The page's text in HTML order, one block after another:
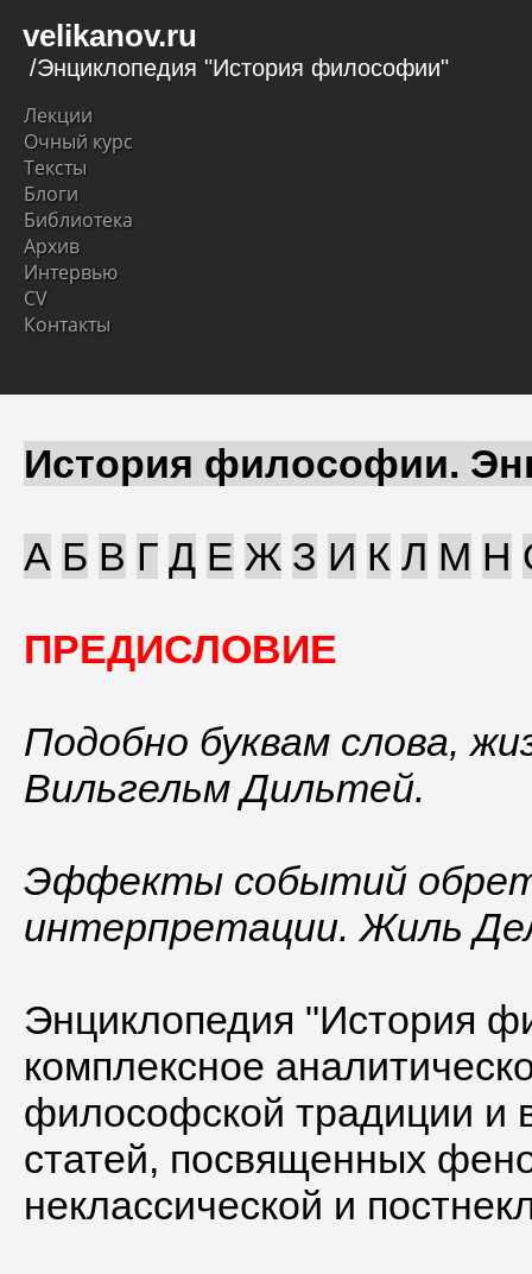
velikanov.ru
/Энциклопедия "История философии"
Лекции
Очный курс
Тексты
Блоги
Библиотека
Архив
Интервью
CV
Контакты
История философии.
А Б В Г Д Е Ж З И К Л М Н
ПРЕДИСЛОВИЕ
Подобно буквам слова,
Вильгельм Дильтей.
Эффекты событий
интерпретации. Жиль
Энциклопедия "История
комплексное
философской традиции и
статей, посвященных
неклассической и